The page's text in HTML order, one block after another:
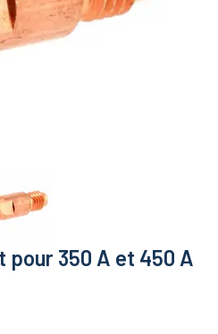
pour 350 A et 450 A